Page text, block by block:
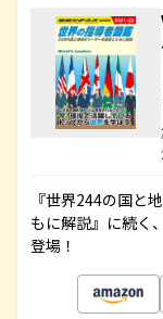
『世界244の国と
もに解説』に続く
登場！